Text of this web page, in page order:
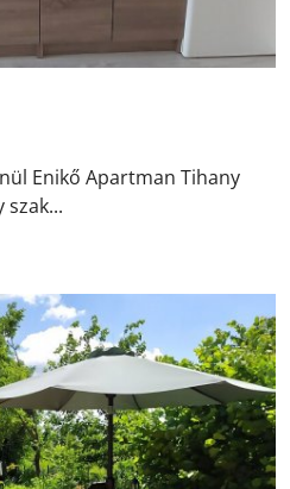
Enikő Apartman Tihany
szak...